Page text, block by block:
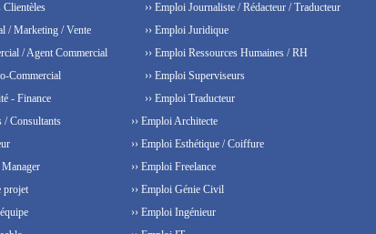
Clientèles
/ Marketing / Vente
/ Agent Commercial
Commercial
- Finance
/ Consultants
projet
›› Emploi Journaliste / Rédacteur / Traducteur
›› Emploi Juridique
›› Emploi Ressources Humaines / RH
›› Emploi Superviseurs
›› Emploi Traducteur
›› Emploi Architecte
›› Emploi Esthétique / Coiffure
›› Emploi Freelance
›› Emploi Génie Civil
›› Emploi Ingénieur